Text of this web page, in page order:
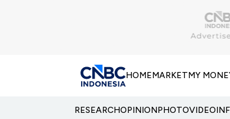
HOMEMARKETMY
RESEARCHOPINIONPHOTOVIDEO